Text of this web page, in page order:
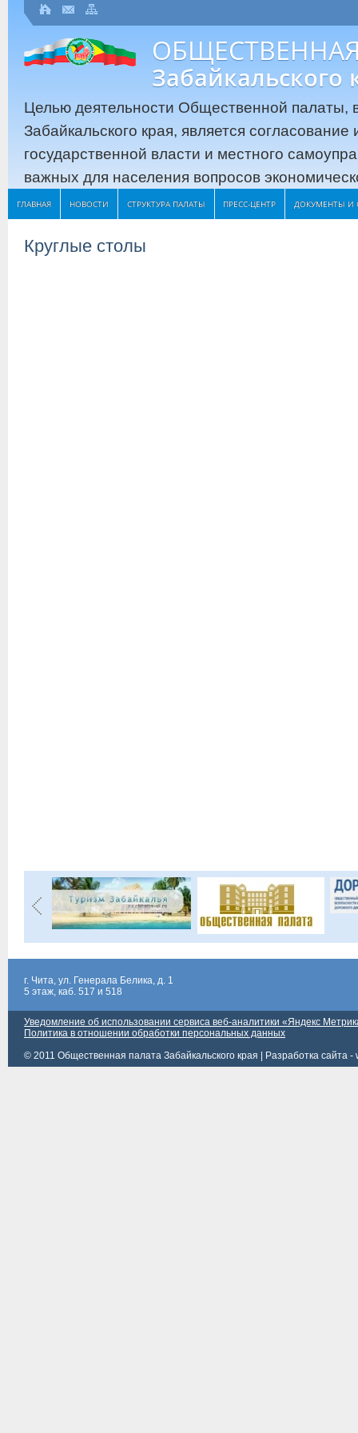
Забайкальского
Целью деятельности Общественной палаты,
Забайкальского края, является
государственной власти и местного
важных для населения вопросов
ГЛАВНАЯ НОВОСТИ СТРУКТУРА ПАЛАТЫ ПРЕСС-ЦЕНТР ДОКУМЕНТЫ И
Круглые столы
г. Чита, ул. Генерала Белика, д. 1
5 этаж, каб. 517 и 518
Уведомление об использовании сервиса веб-аналитики «Яндекс
Политика в отношении обработки персональных данных
© 2011 Общественная палата Забайкальского края |
Разработка сайта -